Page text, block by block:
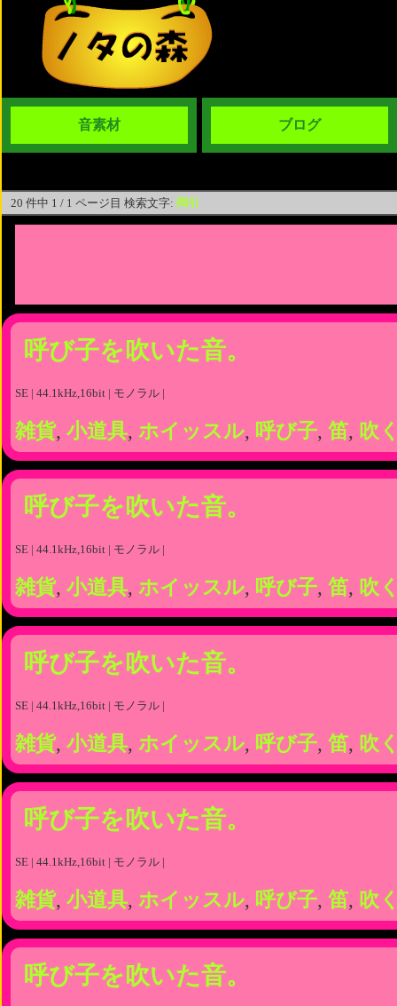
音素材 ブログ
20 件中 1 / 1 ページ目 検索文字: 岡引
呼び子を吹いた音。
SE | 44.1kHz,16bit | モノラル |
雑貨, 小道具, ホイッスル, 呼び子, 笛, 吹
呼び子を吹いた音。
SE | 44.1kHz,16bit | モノラル |
雑貨, 小道具, ホイッスル, 呼び子, 笛, 吹
呼び子を吹いた音。
SE | 44.1kHz,16bit | モノラル |
雑貨, 小道具, ホイッスル, 呼び子, 笛, 吹
呼び子を吹いた音。
SE | 44.1kHz,16bit | モノラル |
雑貨, 小道具, ホイッスル, 呼び子, 笛, 吹
呼び子を吹いた音。